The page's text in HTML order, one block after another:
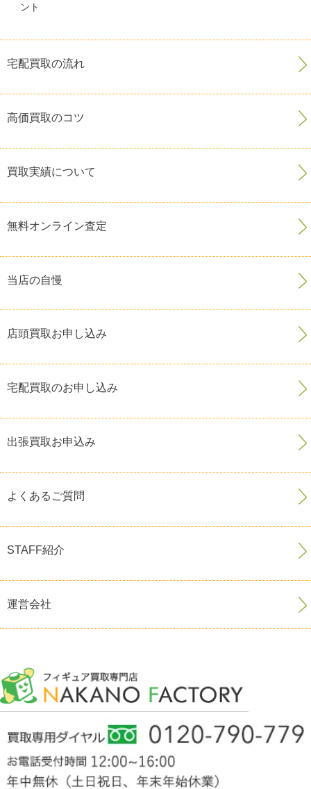
ント
宅配買取の流れ
高価買取のコツ
買取実績について
無料オンライン査定
当店の自慢
店頭買取お申し込み
宅配買取のお申し込み
出張買取お申込み
よくあるご質問
STAFF紹介
運営会社